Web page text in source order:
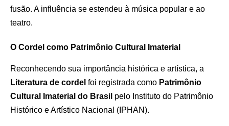
fusão. A influência se estendeu à música popular e ao
teatro.
O Cordel como Patrimônio Cultural Imaterial
Reconhecendo sua importância histórica e artística, a
Literatura de cordel foi registrada como Patrimônio
Cultural Imaterial do Brasil pelo Instituto do Patrimônio
Histórico e Artístico Nacional (IPHAN).